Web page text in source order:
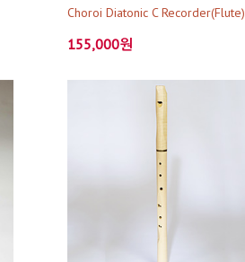
Choroi Diatonic C Recorder(Flute)
155,000원